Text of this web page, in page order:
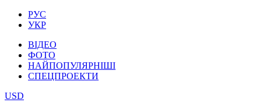
РУС
УКР
ВІДЕО
ФОТО
НАЙПОПУЛЯРНІШІ
СПЕЦПРОЕКТИ
USD